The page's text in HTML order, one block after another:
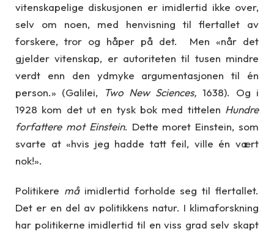
vitenskapelige diskusjonen er imidlertid ikke over,
selv om noen, med henvisning til flertallet av
forskere, tror og håper på det. Men «når det
gjelder vitenskap, er autoriteten til tusen mindre
verdt enn den ydmyke argumentasjonen til én
person.» (Galilei,
Two New Sciences,1638). Og i
1928 kom det ut en tysk bok med tittelen Hundre
forfattere mot Einstein. Dette moret Einstein, som
svarte at «hvis jeg hadde tatt feil, ville én vært
nok!».
Politikere måimidlertid forholde seg til flertallet.
Det er en del av politikkens natur. I klimaforskning
har politikerne imidlertid til en viss grad selv skapt